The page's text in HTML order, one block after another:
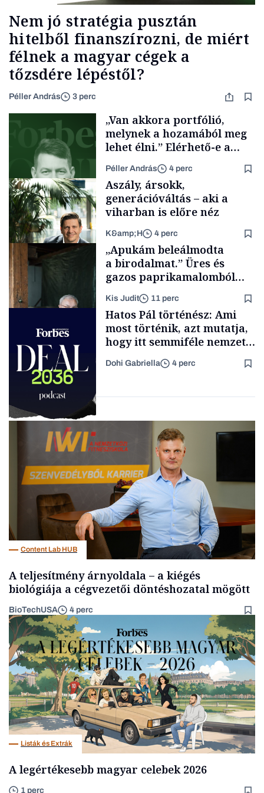
Nem jó stratégia pusztán
hitelből finanszírozni, de miért
félnek a magyar cégek a
tőzsdére lépéstől?
Péller András 3 perc
Podcast
„Van akkora portfólió,
melynek a hozamából meg
lehet élni.” Elérhető-e a
anyagi függetlenség?
Péller András 4 perc
TÁMOGATÓI
Aszály, ársokk,
generációváltás – aki a
viharban is előre néz
K&amp;H 4 perc
Családi
vállalkozások
„Apukám beleálmodta
a birodalmat.” Üres és
gazos paprikamalomból
fűszersztori
Kis Judit 11 perc
Podcast
Hatos Pál történész: Ami
most történik, azt mutatja,
hogy itt semmiféle nemzeti
értéktelített jobboldali
Dohi Gabriella 4 perc
Content Lab HUB
A teljesítmény árnyoldala – a kiégés
biológiája a cégvezetői döntéshozatal mögött
BioTechUSA 4 perc
Listák és Extrák
A legértékesebb magyar celebek 2026
1 perc